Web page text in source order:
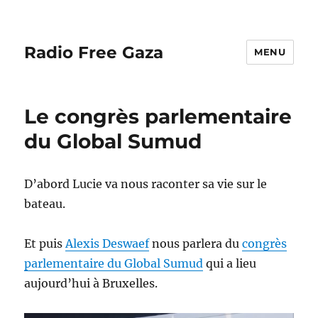
Radio Free Gaza MENU
Le congrès parlementaire
du Global Sumud
D’abord Lucie va nous raconter sa vie sur le
bateau.
Et puisAlexis Deswaefnous parlera ducongrès
parlementaire du Global Sumud qui a lieu
aujourd’hui à Bruxelles.